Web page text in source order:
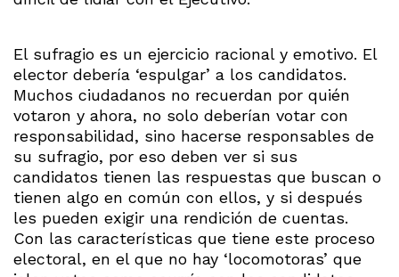
El sufragio es un ejercicio racional y emotivo. El
elector debería ‘espulgar’ a los candidatos.
Muchos ciudadanos no recuerdan por quién
votaron y ahora, no solo deberían votar con
responsabilidad, sino hacerse responsables de
su sufragio, por eso deben ver si sus
candidatos tienen las respuestas que buscan o
tienen algo en común con ellos, y si después
les pueden exigir una rendición de cuentas.
Con las características que tiene este proceso
electoral, en el que no hay ‘locomotoras’ que